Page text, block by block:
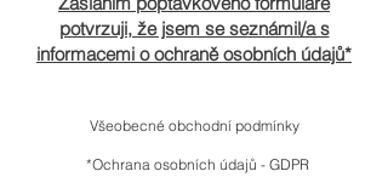
potvrzuji, že jsem se seznámil/a s
informacemi oochraně osobních údajů*
*Ochrana osobních údajů - GDPR
Všeobecné obchodní podmínky